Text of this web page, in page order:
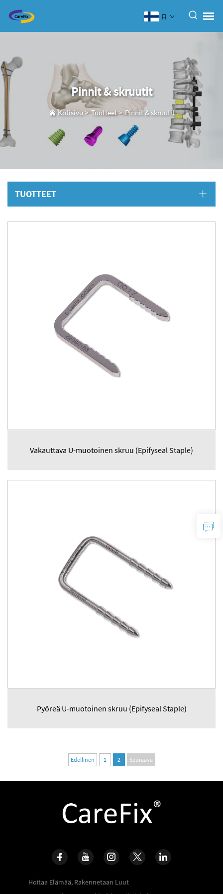
FI
Pinnit & skruutit
Kotisivu>Tuotteet> Pinnit & skruutit
TUOTTEET
Vakauttava U-muotoinen skruu (Epifyseal Staple)
Pyöreä U-muotoinen skruu (Epifyseal Staple)
Edellinen 1 2 Seuraava
Hoitaa Elämää, Rakennetaan Luut